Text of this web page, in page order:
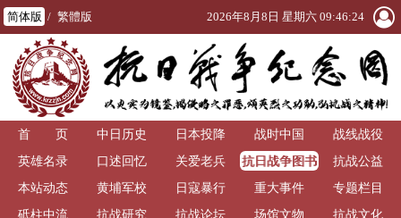
简体版 / 繁體版 2026年8月8日 星期六 09:46:25
首 页 中日历史 日本投降 战时中国
战线战役
英雄名录
口述回忆 关爱老兵
抗日战争图书
馆
抗战公益
本站动态
黄埔军校 日寇暴行 重大事件
专题栏目
砥柱中流
抗战研究 抗战论坛 场馆文物 抗战文化